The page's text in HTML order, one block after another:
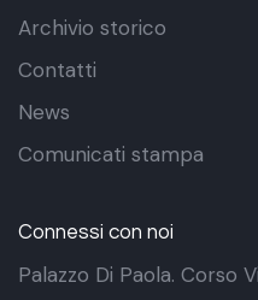
Archivio storico
Contatti
News
Comunicati stampa
Connessi con noi
Palazzo Di Paola. Corso